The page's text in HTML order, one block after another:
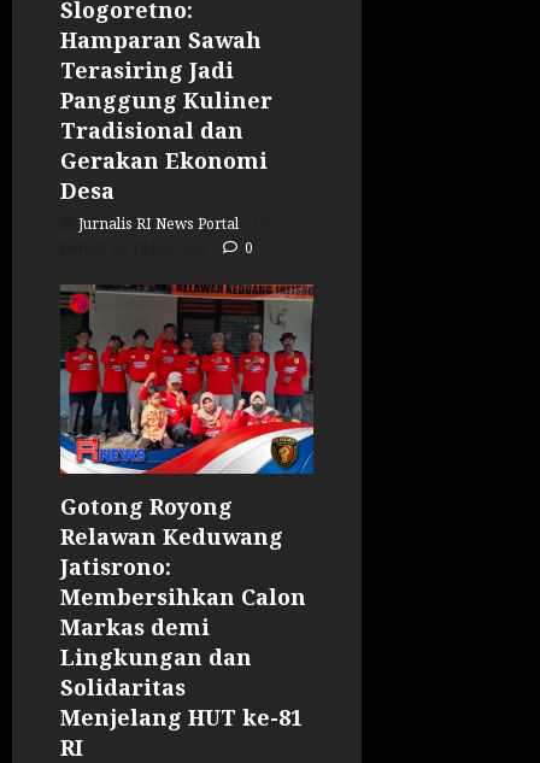
Slogoretno:
Hamparan Sawah
Terasiring Jadi
Panggung Kuliner
Tradisional dan
Gerakan Ekonomi
Desa
Jurnalis RI News Portal
0
Gotong Royong
Relawan Keduwang
Jatisrono:
Membersihkan Calon
Markas demi
Lingkungan dan
Solidaritas
Menjelang HUT ke-81
RI